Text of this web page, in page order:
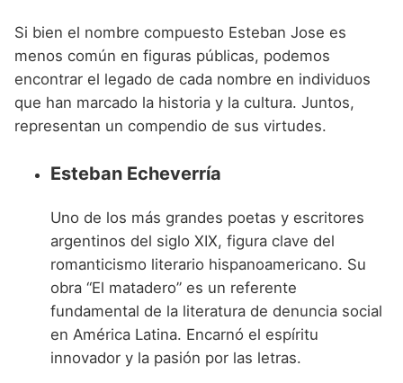
Si bien el nombre compuesto Esteban Jose es
menos común en figuras públicas, podemos
encontrar el legado de cada nombre en individuos
que han marcado la historia y la cultura. Juntos,
representan un compendio de sus virtudes.
Esteban Echeverría
Uno de los más grandes poetas y escritores
argentinos del siglo XIX, figura clave del
romanticismo literario hispanoamericano. Su
obra “El matadero” es un referente
fundamental de la literatura de denuncia social
en América Latina. Encarnó el espíritu
innovador y la pasión por las letras.